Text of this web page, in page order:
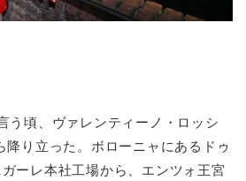
う頃、ヴァレンティーノ・ロッシ
降り立った。ボローニャにあるドゥ
ーレ本社工場から、エンツォ王宮